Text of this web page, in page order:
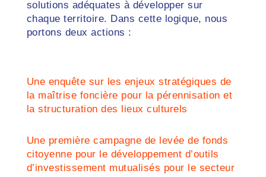
solutions adéquates à développer sur
chaque territoire. Dans cette logique, nous
portons deux actions :
Une enquête sur les enjeux stratégiques de
la maîtrise foncière pour la pérennisation et
la structuration des lieux culturels
Une première campagne de levée de fonds
citoyenne pour le développement d’outils
d’investissement mutualisés pour le secteur